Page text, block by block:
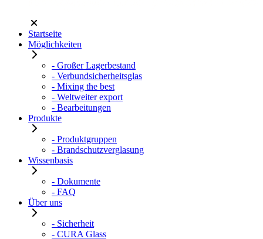
Startseite
Möglichkeiten
- Großer Lagerbestand
- Verbundsicherheitsglas
- Mixing the best
- Weltweiter export
- Bearbeitungen
Produkte
- Produktgruppen
- Brandschutzverglasung
Wissenbasis
- Dokumente
- FAQ
Über uns
- Sicherheit
- CURA Glass